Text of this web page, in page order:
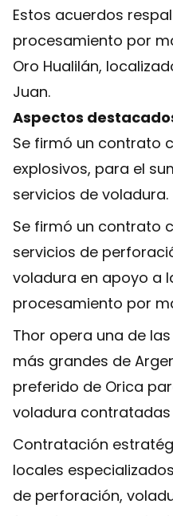
Estos acuerdos
procesamiento por
Oro Hualilán,
Juan.
Aspectos
Se firmó un contrato
explosivos, para el
servicios de voladura.
Se firmó un contrato
servicios de
voladura en apoyo a
procesamiento por
Thor opera una de
más grandes de
preferido de Orica
voladura contratadas
Contratación
locales
de perforación,